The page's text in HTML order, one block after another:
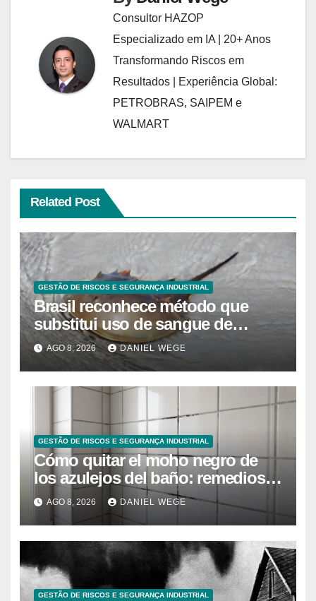
Consultor HAZOP
Especializado em IA | 20+ Anos
Transformando Riscos em
Resultados | Experiência Global:
PETROBRAS, SAIPEM e
WALMART
Related Post
GESTÃO DE RISCOS E SEGURANÇA INDUSTRIAL
Brasil reconhece método que
substitui uso de sangue de
caranguejo-ferradura em testes
farmacêuticos
AGO 8, 2026 DANIEL WEGE
GESTÃO DE RISCOS E SEGURANÇA INDUSTRIAL
Cómo quitar el moho negro de
los azulejos del baño: remedios
caseros efectivos
AGO 8, 2026 DANIEL WEGE
GESTÃO DE RISCOS E SEGURANÇA INDUSTRIAL